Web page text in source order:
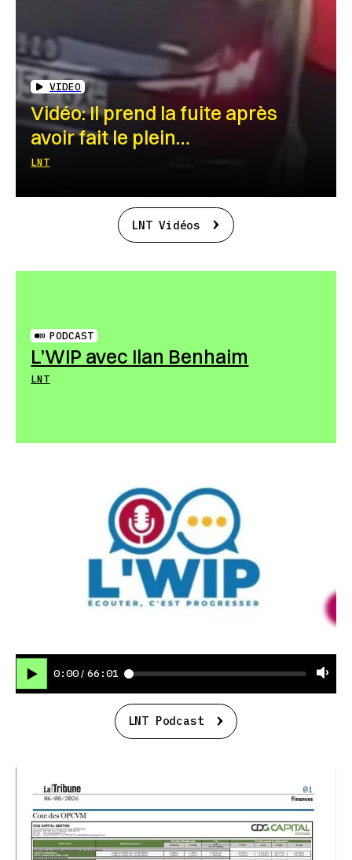
VIDEO
Vidéo: Il prend la fuite après
avoir fait le plein…
LNT
LNT Vidéos
PODCAST
L’WIP avec Ilan Benhaim
LNT
0:00 / 66:01
LNT Podcast